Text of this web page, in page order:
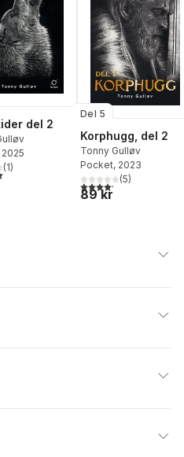
del 2
2025
stjärnor. Totalt antal röster:
(1)
Del 5
Korphugg, del 2
Tonny Gulløv
Pocket, 2023
4,2utav 5 stjärnor.
(5)
89 kr